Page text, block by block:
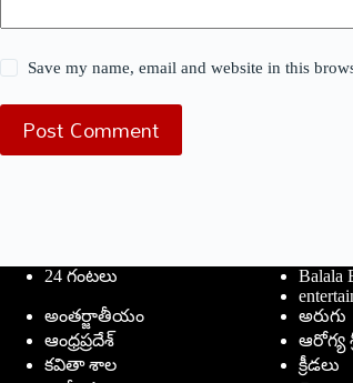
Save my name, email and website in this
Post Comment
24 గంటలు Balala
అంతర్జాతీయం
అరుగు
ఆంధ్రప్రదేశ్
ఆరోగ్య
కవితా శాల
క్రీడలు